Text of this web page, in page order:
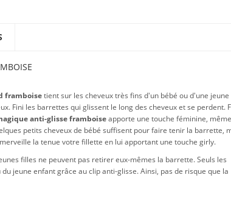
framboisetient sur les cheveux très fins d'un bébé ou d'une
Fini les barrettes qui glissent le long des cheveux et se perdent.
anti-glisse framboiseapporte une touche féminine,
petits cheveux de bébé suffisent pour faire tenir la barrette,
la tenue votre fillette en lui apportant une touche girly.
filles ne peuvent pas retirer eux-mêmes la barrette. Seuls les
jeune enfant grâce au clip anti-glisse. Ainsi, pas de risque que la